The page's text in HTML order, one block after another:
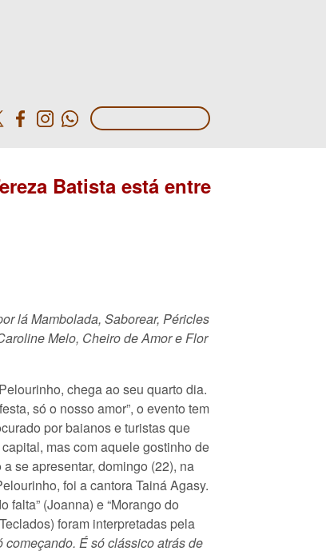
Batista está entre
lá Mambolada, Saborear, Péricles
Melo, Cheiro de Amor e Flor
chega ao seu quarto dia.
só o nosso amor”, o evento tem
por baianos e turistas que
mas com aquele gostinho de
se apresentar, domingo (22), na
foi a cantora Tainá Agasy.
falta” (Joanna) e “Morango do
foram interpretadas pela
começando. É só clássico atrás de